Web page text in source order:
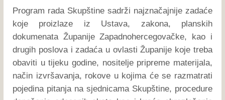
Program rada Skupštine sadrži najznačajnije zadaće
koje proizlaze iz Ustava, zakona, planskih
dokumenata Županije Zapadnohercegovačke, kao i
drugih poslova i zadaća u ovlasti Županije koje treba
obaviti u tijeku godine, nositelje pripreme materijala,
način izvršavanja, rokove u kojima će se razmatrati
pojedina pitanja na sjednicama Skupštine, procedure